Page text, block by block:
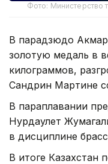
Фото: Министерство
В парадзюдо
золотую медаль в
килограммов,
Сандрин Мартине
В параплавании
Нурдаулет
в дисциплине
В итоге Казахстан